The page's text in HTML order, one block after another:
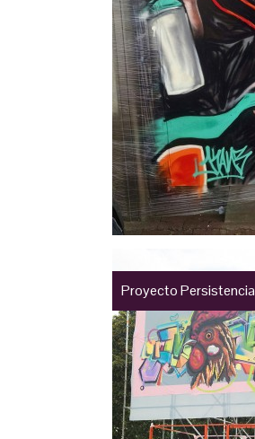
Proyecto Persistencia